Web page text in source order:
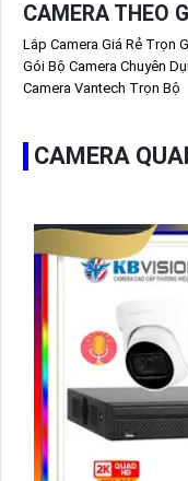
CAMERA THEO
Lắp Camera Giá Rẻ Trọn
Gói Bộ Camera Chuyên
Camera Vantech Trọn Bộ
CAMERA